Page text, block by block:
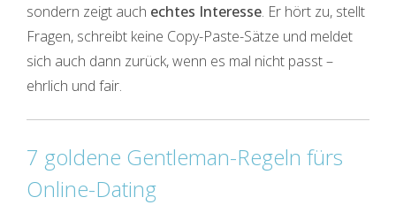
sondern zeigt auch echtes Interesse. Er hört zu, stellt
Fragen, schreibt keine Copy-Paste-Sätze und meldet
sich auch dann zurück, wenn es mal nicht passt –
ehrlich und fair.
7 goldene Gentleman-Regeln fürs
Online-Dating